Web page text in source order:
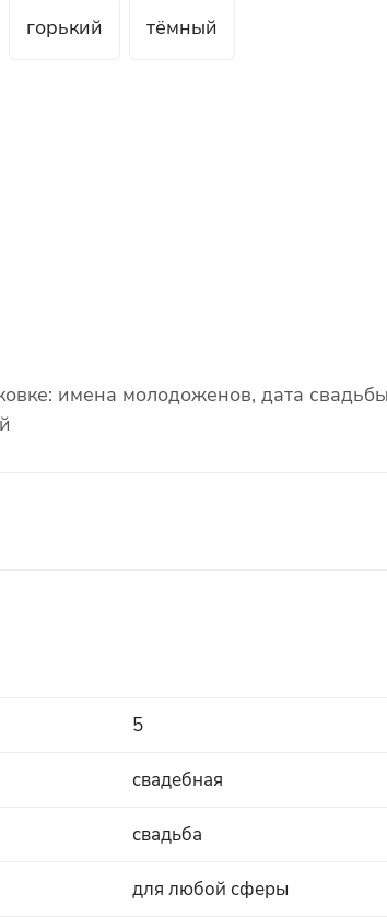
горький тёмный
имена молодоженов, дата
5
свадебная
свадьба
для любой сферы